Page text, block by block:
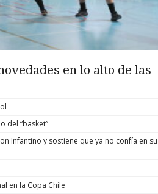
en lo alto de las
del “basket”
Infantino y sostiene que ya no confía en su
en la Copa Chile